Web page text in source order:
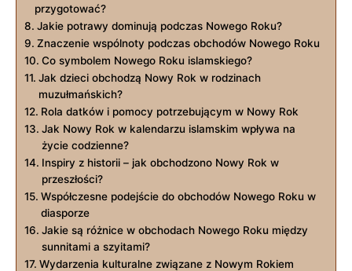
przygotować?
Jakie potrawy dominują podczas Nowego Roku?
Znaczenie wspólnoty podczas obchodów Nowego Roku
Co symbolem Nowego Roku islamskiego?
Jak dzieci obchodzą Nowy Rok w rodzinach
muzułmańskich?
Rola datków i pomocy potrzebującym w Nowy Rok
Jak Nowy Rok w kalendarzu islamskim wpływa na
życie codzienne?
Inspiry z historii – jak obchodzono Nowy Rok w
przeszłości?
Współczesne podejście do obchodów Nowego Roku w
diasporze
Jakie są różnice w obchodach Nowego Roku między
sunnitami a szyitami?
Wydarzenia kulturalne związane z Nowym Rokiem